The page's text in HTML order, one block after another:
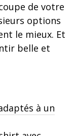
de votre
options
le mieux. Et
belle et
à un